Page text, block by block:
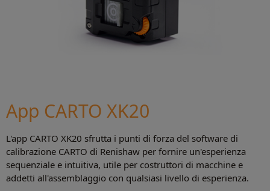
App CARTO XK20
L'app CARTO XK20 sfrutta i punti di forza del software di
calibrazione CARTO di Renishaw per fornire un'esperienza
sequenziale e intuitiva, utile per costruttori di macchine e
addetti all'assemblaggio con qualsiasi livello di esperienza.